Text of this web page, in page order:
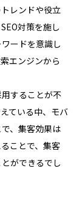
レンドや役立
対策を施し
ードを意識し
エンジンから
することが不
ている中、モバ
、集客効果は
ことで、集客
ができるでし